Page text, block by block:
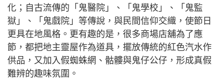
化；自古流傳的「鬼醫院」、「鬼學校」、「鬼監
獄」、「鬼戲院」等傳說，與民間信仰交織，使節日
更具在地風格。更有趣的是，很多商場店舖為了應
節，都把地主靈屋作為道具，擺放傳統的紅色汽水作
供品，又加入假蜘蛛網、骷髏與鬼仔公仔，形成真假
難辨的趣味氛圍。